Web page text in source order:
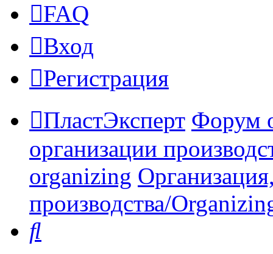
FAQ
Вход
Регистрация
ПластЭксперт Форум
организации
organizing
производства/